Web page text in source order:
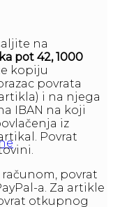
na
pot 42, 1000
kopiju
povrata
i na njega
IBAN na koji
iz
Povrat
povrat
a. Za artikle
otkupnog